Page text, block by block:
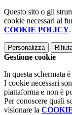
Questo sito o gli
cookie necessari al
COOKIE POLICY.
Personalizza
Gestione cookie
In questa schermata
I cookie necessari
piattaforma e non è
Per conoscere quali
visionare la